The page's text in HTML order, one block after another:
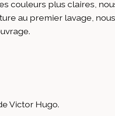
couleurs plus claires,
au premier lavage,
Victor Hugo.